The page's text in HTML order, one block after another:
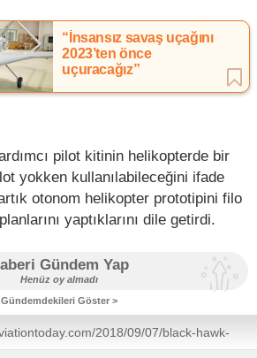
“İnsansız savaş uçağını
2023’ten önce
uçuracağız”
pilot kitinin helikopterde bir
yokken kullanılabileceğini ifade
otonom helikopter prototipini filo
yaptıklarını dile getirdi.
Gündem Yap
Henüz oy almadı
Gündemdekileri Göster >
2018/09/07/black-hawk-
flight-robotic-co-pilot/